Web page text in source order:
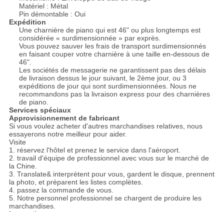
Matériel : Métal
Pin démontable : Oui
Expédition
Une charnière de piano qui est 46" ou plus longtemps est
considérée « surdimensionnée » par exprès.
Vous pouvez sauver les frais de transport surdimensionnés
en faisant couper votre charnière à une taille en-dessous de
46".
Les sociétés de messagerie ne garantissent pas des délais
de livraison dessus le jour suivant, le 2ème jour, ou 3
expéditions de jour qui sont surdimensionnées. Nous ne
recommandons pas la livraison express pour des charnières
de piano.
Services spéciaux
Approvisionnement de fabricant
Si vous voulez acheter d'autres marchandises relatives, nous
essayerons notre meilleur pour aider.
Visite
1. réservez l'hôtel et prenez le service dans l'aéroport.
2. travail d'équipe de professionnel avec vous sur le marché de
la Chine.
3. Translate& interprètent pour vous, gardent le disque, prennent
la photo, et préparent les listes complètes.
4. passez la commande de vous.
5. Notre personnel professionnel se chargent de produire les
marchandises.